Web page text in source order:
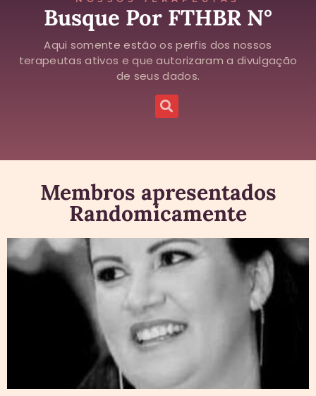
Busque Por FTHBR N°
Aqui somente estão os perfis dos nossos
terapeutas ativos e que autorizaram a divulgação
de seus dados.
Membros apresentados
Randomicamente